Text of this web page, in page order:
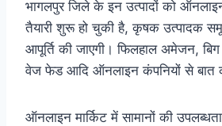
भागलपुर जिले के इन उत्पादों को
तैयारी शुरू हो चुकी है, कृषक उत्पादक
आपूर्ति की जाएगी। फिलहाल अमेजन, बिग
वेज फेड आदि ऑनलाइन कंपनियों से बात
ऑनलाइन मार्किट में सामानों की